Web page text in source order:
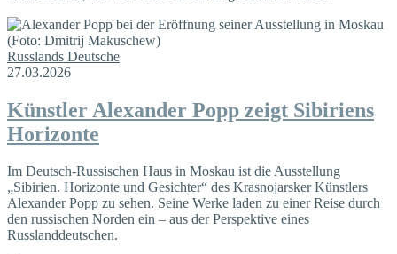
Russlands Deutsche
27.03.2026
Künstler Alexander Popp zeigt Sibiriens
Horizonte
Im Deutsch-Russischen Haus in Moskau ist die Ausstellung
„Sibirien. Horizonte und Gesichter“ des Krasnojarsker Künstlers
Alexander Popp zu sehen. Seine Werke laden zu einer Reise durch
den russischen Norden ein – aus der Perspektive eines
Russlanddeutschen.